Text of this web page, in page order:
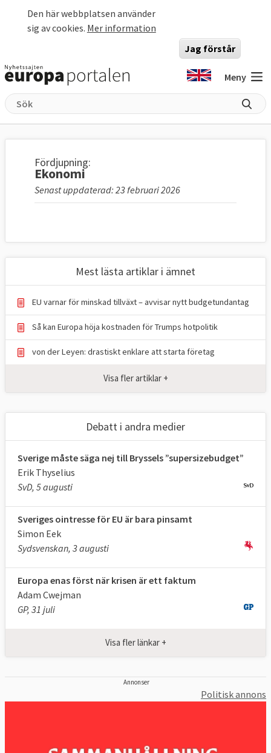
Den här webbplatsen använder
sig av cookies. Mer information
Jag förstår
Meny
Fördjupning:
Ekonomi
Senast uppdaterad: 23 februari 2026
Mest lästa artiklar i ämnet
EU varnar för minskad tillväxt – avvisar nytt budgetundantag
Så kan Europa höja kostnaden för Trumps hotpolitik
von der Leyen: drastiskt enklare att starta företag
Visa fler artiklar +
Debatt i andra medier
Sverige måste säga nej till Bryssels ”supersizebudget”
Erik Thyselius
SvD, 5 augusti
Sveriges ointresse för EU är bara pinsamt
Simon Eek
Sydsvenskan, 3 augusti
Europa enas först när krisen är ett faktum
Adam Cwejman
GP, 31 juli
Visa fler länkar +
Annonser
Politisk annons